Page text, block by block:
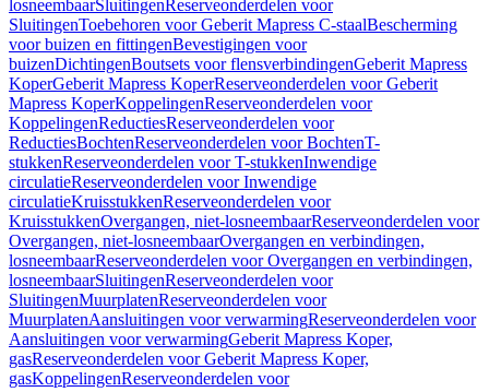
losneembaarSluitingenReserveonderdelen voor
SluitingenToebehoren voor Geberit Mapress C-staalBescherming
voor buizen en fittingenBevestigingen voor
buizenDichtingenBoutsets voor flensverbindingenGeberit Mapress
KoperGeberit Mapress KoperReserveonderdelen voor Geberit
Mapress KoperKoppelingenReserveonderdelen voor
KoppelingenReductiesReserveonderdelen voor
ReductiesBochtenReserveonderdelen voor BochtenT-
stukkenReserveonderdelen voor T-stukkenInwendige
circulatieReserveonderdelen voor Inwendige
circulatieKruisstukkenReserveonderdelen voor
KruisstukkenOvergangen, niet-losneembaarReserveonderdelen voor
Overgangen, niet-losneembaarOvergangen en verbindingen,
losneembaarReserveonderdelen voor Overgangen en verbindingen,
losneembaarSluitingenReserveonderdelen voor
SluitingenMuurplatenReserveonderdelen voor
MuurplatenAansluitingen voor verwarmingReserveonderdelen voor
Aansluitingen voor verwarmingGeberit Mapress Koper,
gasReserveonderdelen voor Geberit Mapress Koper,
gasKoppelingenReserveonderdelen voor